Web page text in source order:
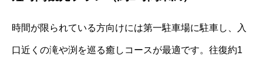
時間が限られている方向けには第一駐車場に駐車し、入
口近くの滝や渕を巡る癒しコースが最適です。往復約1